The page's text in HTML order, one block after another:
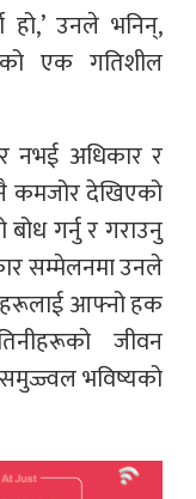
हो,’ उनले भनिन्,
एक गतिशील
नभई अधिकार र
कमजोर देखिएको
गर्नु र गराउनु
सम्मेलनमा उनले
आफ्नो हक
जीवन
भविष्यको